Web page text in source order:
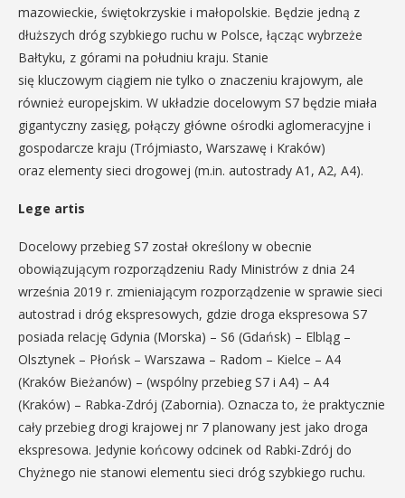
mazowieckie, świętokrzyskie i małopolskie. Będzie jedną z
dłuższych dróg szybkiego ruchu w Polsce, łącząc wybrzeże
Bałtyku, z górami na południu kraju. Stanie
się kluczowym ciągiem nie tylko o znaczeniu krajowym, ale
również europejskim. W układzie docelowym S7 będzie miała
gigantyczny zasięg, połączy główne ośrodki aglomeracyjne i
gospodarcze kraju (Trójmiasto, Warszawę i Kraków)
oraz elementy sieci drogowej (m.in. autostrady A1, A2, A4).
Lege artis
Docelowy przebieg S7 został określony w obecnie
obowiązującym rozporządzeniu Rady Ministrów z dnia 24
września 2019 r. zmieniającym rozporządzenie w sprawie sieci
autostrad i dróg ekspresowych, gdzie droga ekspresowa S7
posiada relację Gdynia (Morska) – S6 (Gdańsk) – Elbląg –
Olsztynek – Płońsk – Warszawa – Radom – Kielce – A4
(Kraków Bieżanów) – (wspólny przebieg S7 i A4) – A4
(Kraków) – Rabka-Zdrój (Zabornia). Oznacza to, że praktycznie
cały przebieg drogi krajowej nr 7 planowany jest jako droga
ekspresowa. Jedynie końcowy odcinek od Rabki-Zdrój do
Chyżnego nie stanowi elementu sieci dróg szybkiego ruchu.